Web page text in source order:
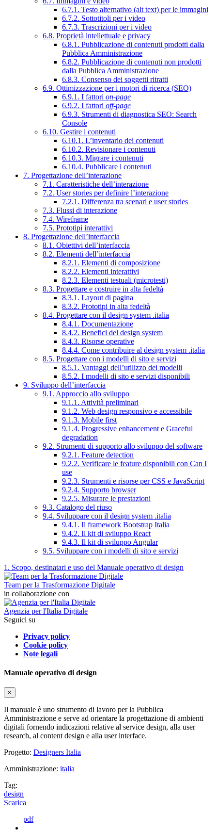
6.7.1. Testo alternativo (alt text) per le immagini
6.7.2. Sottotitoli per i video
6.7.3. Trascrizioni per i video
6.8. Proprietà intellettuale e privacy
6.8.1. Pubblicazione di contenuti prodotti dalla
Pubblica Amministrazione
6.8.2. Pubblicazione di contenuti non prodotti
dalla Pubblica Amministrazione
6.8.3. Consenso dei soggetti ritratti
6.9. Ottimizzazione per i motori di ricerca (SEO)
6.9.1. I fattori on-page
6.9.2. I fattori off-page
6.9.3. Strumenti di diagnostica SEO: Search
Console
6.10. Gestire i contenuti
6.10.1. L’inventario dei contenuti
6.10.2. Revisionare i contenuti
6.10.3. Migrare i contenuti
6.10.4. Pubblicare i contenuti
7. Progettazione dell’interazione
7.1. Caratteristiche dell’interazione
7.2. User stories per definire l’interazione
7.2.1. Differenza tra scenari e user stories
7.3. Flussi di interazione
7.4. Wireframe
7.5. Prototipi interattivi
8. Progettazione dell’interfaccia
8.1. Obiettivi dell’interfaccia
8.2. Elementi dell’interfaccia
8.2.1. Elementi di composizione
8.2.2. Elementi interattivi
8.2.3. Elementi testuali (microtesti)
8.3. Progettare e costruire in alta fedeltà
8.3.1. Layout di pagina
8.3.2. Prototipi in alta fedeltà
8.4. Progettare con il design system .italia
8.4.1. Documentazione
8.4.2. Benefici del design system
8.4.3. Risorse operative
8.4.4. Come contribuire al design system .italia
8.5. Progettare con i modelli di sito e servizi
8.5.1. Vantaggi dell’utilizzo dei modelli
8.5.2. I modelli di sito e servizi disponibili
9. Sviluppo dell’interfaccia
9.1. Approccio allo sviluppo
9.1.1. Attività preliminari
9.1.2. Web design responsivo e accessibile
9.1.3. Mobile first
9.1.4. Progressive enhancement e Graceful
degradation
9.2. Strumenti di supporto allo sviluppo del software
9.2.1. Feature detection
9.2.2. Verificare le feature disponibili con Can I
use
9.2.3. Strumenti e risorse per CSS e JavaScript
9.2.4. Supporto browser
9.2.5. Misurare le prestazioni
9.3. Catalogo del riuso
9.4. Sviluppare con il design system .italia
9.4.1. Il framework Bootstrap Italia
9.4.2. Il kit di sviluppo React
9.4.3. Il kit di sviluppo Angular
9.5. Sviluppare con i modelli di sito e servizi
1. Scopo, destinatari e uso del Manuale operativo di design
Team per la Trasformazione Digitale
in collaborazione con
Agenzia per l'Italia Digitale
Seguici su
Privacy policy
Cookie policy
Note legali
Manuale operativo di design
×
Il manuale è uno strumento di lavoro per la Pubblica
Amministrazione e serve ad orientare la progettazione di ambienti
digitali fornendo indicazioni relative al service design, alla user
research, al content design e alla user interface.
Progetto: Designers Italia
Amministrazione: italia
Tag:
design
Scarica
pdf